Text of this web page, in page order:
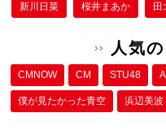
新川日菜 桜井まあか 田
人気
CMNOW CM STU48
僕が⾒たかった⻘空 浜辺美波